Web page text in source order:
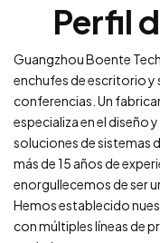
Perfil
Guangzhou Boente
enchufes de escritorio y
conferencias. Un
especializa en el diseño
soluciones de sistemas
más de 15 años de
enorgullecemos de ser
Hemos establecido
con múltiples líneas de